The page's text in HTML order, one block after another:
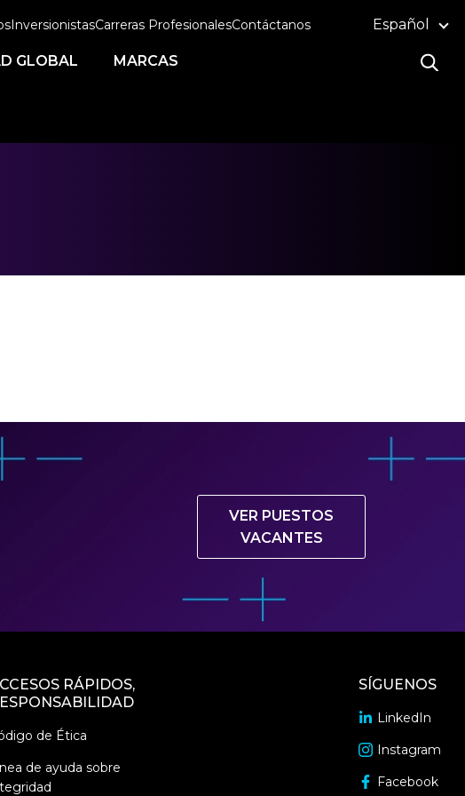
InversionistasCarreras ProfesionalesContáctanos Español
GLOBAL MARCAS
VER PUESTOS
VACANTES
RÁPIDOS,
de Ética
de ayuda sobre
SÍGUENOS
LinkedIn
opens
in
new
Instagram
opens
in
Facebook
opens